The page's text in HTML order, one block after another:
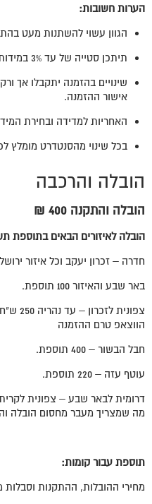
הערות חשובות:
הגוון עשוי להשתנות מעט
תיתכן סטייה של עד 3% במידות המוצר.
אישור ההזמנה.
האחריות למדידה ובחירת
בכל שינוי מהסנטדרט מומלץ
הובלה והרכבה
הובלה והתקנה 400 ₪
הובלה לאיזורים הבאים בתוספת
חדרה – זכרון יעקב וכל איזור ירושלים
באר שבע והאיזור 100 תוספת.
הווצאפ טרם ההזמנה
חבל הבשור – 400 תוספת.
עוטף עזה – 220 תוספת.
דרומית לבאר שבע – צפונית
מה שמצריך מעבר מחסום הובלה
תוספת עבור קומות:
מחירי ההובלות, ההתקנות וסבלות